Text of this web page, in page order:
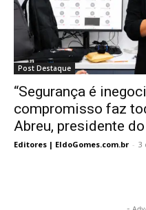
Post Destaque
“Segurança é
compromisso faz
Abreu, presidente
Editores | EldoGomes.com.br - 3